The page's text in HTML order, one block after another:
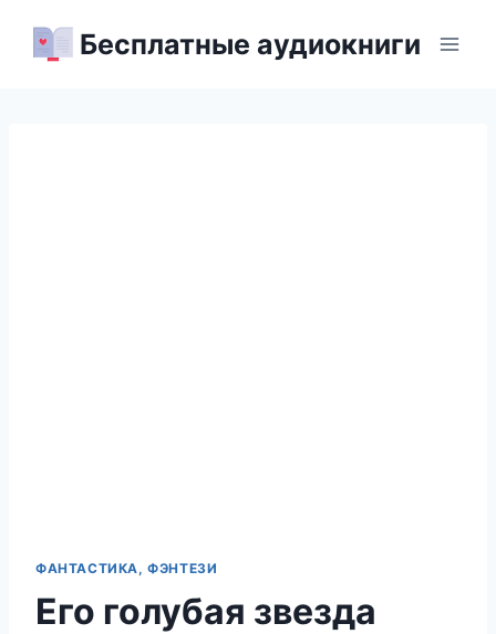
Бесплатные аудиокниги
ФАНТАСТИКА, ФЭНТЕЗИ
Его голубая звезда